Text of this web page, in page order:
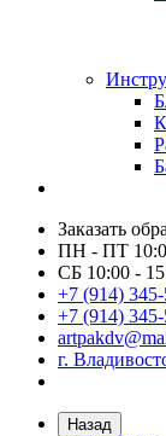
Заказать
ПН - ПТ
СБ 10:00 -
+7 (914)
+7 (914)
г.
Назад